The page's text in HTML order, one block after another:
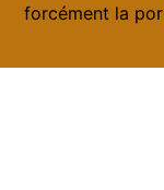
forcément la